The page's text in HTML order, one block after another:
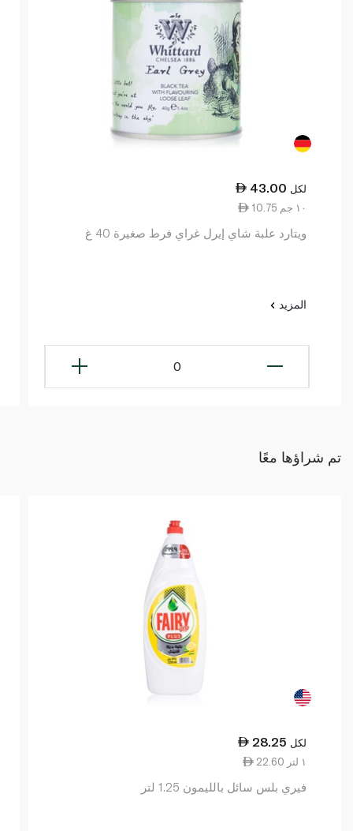
43.00 لكل
10.75 ١٠ جم
ويتارد علبة شاي إيرل غراي فرط صغيرة 40 غ
المزيد
0
تم شراؤها معًا
28.25 لكل
22.60 ١ لتر
فيري بلس سائل بالليمون 1.25 لتر